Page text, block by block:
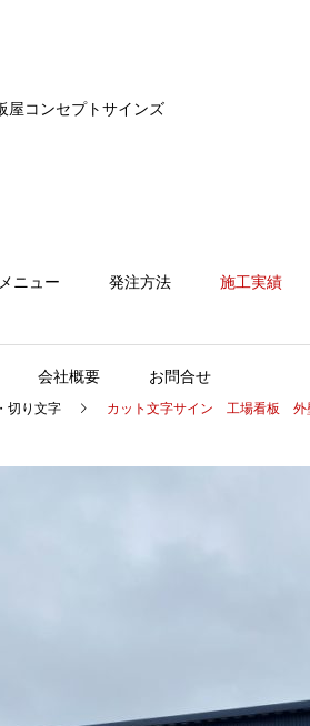
ニュー 発注方法 施工実績
会社概要 お問合せ
切り文字 カット文字サイン 工場看板 外